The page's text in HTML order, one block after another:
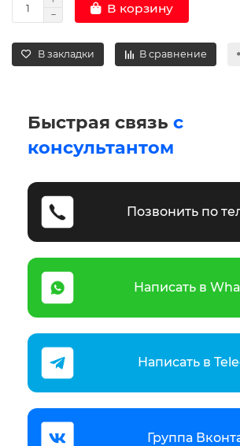
В корзину
В закладки В сравнение
Быстрая связь с
консультантом
Позвонить по
Написать в
Написать в
Группа